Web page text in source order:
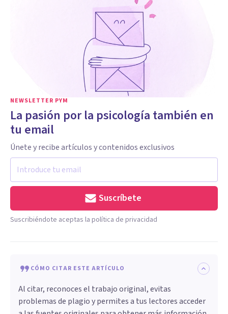
NEWSLETTER PYM
La pasión por la psicología también en
tu email
Únete y recibe artículos y contenidos exclusivos
Suscríbete
Suscribiéndote aceptas la política de privacidad
CÓMO CITAR ESTE ARTÍCULO
Al citar, reconoces el trabajo original, evitas
problemas de plagio y permites a tus lectores acceder